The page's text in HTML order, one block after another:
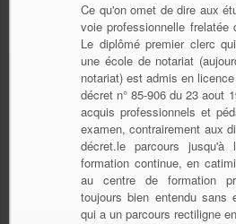
Ce qu'on omet de dire aux
voie professionnelle
Le diplômé premier clerc
une école de notariat
notariat) est admis en
décret n° 85-906 du 23 aout
acquis professionnels et
examen, contrairement aux
décret.le parcours
formation continue, en
au centre de formation
toujours bien entendu sans
qui a un parcours rectiligne